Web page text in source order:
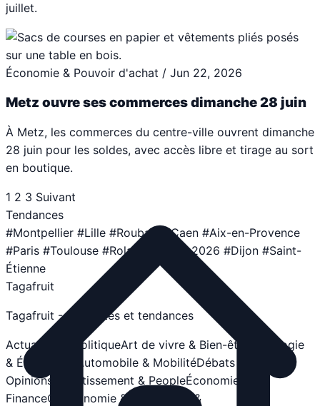
juillet.
Économie & Pouvoir d'achat / Jun 22, 2026
Metz ouvre ses commerces dimanche 28 juin
À Metz, les commerces du centre-ville ouvrent dimanche
28 juin pour les soldes, avec accès libre et tirage au sort
en boutique.
1 2 3 Suivant
Tendances
#Montpellier #Lille #Roubaix #Caen #Aix-en-Provence
#Paris #Toulouse #Roland-Garros 2026 #Dijon #Saint-
Étienne
Tagafruit
Tagafruit - Actualités et tendances
Actualités & PolitiqueArt de vivre & Bien-être
Astrologie
& Ésotérisme
Automobile & MobilitéDébats &
Opinions
Divertissement & PeopleÉconomie &
FinanceGastronomie & Vins
Guides &